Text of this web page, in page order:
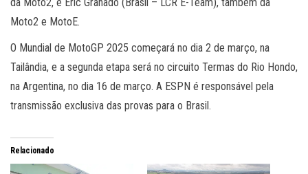
Moto2 e MotoE.
O Mundial de MotoGP 2025 começará no dia 2 de março, na
Tailândia, e a segunda etapa será no circuito Termas do Rio Hondo,
na Argentina, no dia 16 de março. A ESPN é responsável pela
transmissão exclusiva das provas para o Brasil.
Relacionado